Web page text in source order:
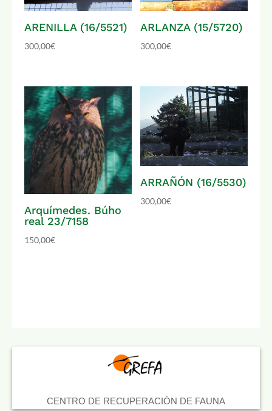
ARENILLA (16/5521)
300,00€
ARLANZA (15/5720)
300,00€
Arquímedes. Búho
real 23/7158
150,00€
ARRAÑÓN (16/5530)
300,00€
CENTRO DE RECUPERACIÓN DE FAUNA